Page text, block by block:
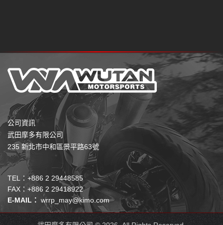
公司資訊
武田摩多有限公司
235 新北市中和區景平路63號
TEL：+886 2 29448585
FAX：+886 2 29418922
E-MAIL： wrrp_may@kimo.com